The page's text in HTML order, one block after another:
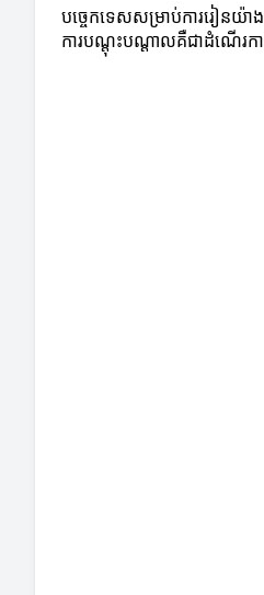
បច្ចេកទេសសម្រាប់ការរៀនយ៉ា
ការបណ្តុះបណ្តាលគឺជាដំណើរក